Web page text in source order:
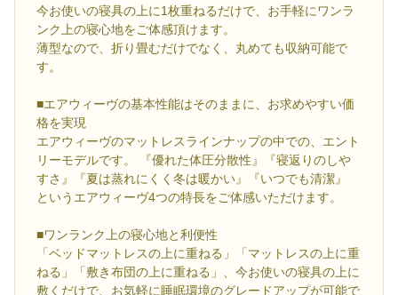
今お使いの寝具の上に1枚重ねるだけで、お手軽にワンラ
ンク上の寝心地をご体感頂けます。
薄型なので、折り畳むだけでなく、丸めても収納可能で
す。
■エアウィーヴの基本性能はそのままに、お求めやすい価
格を実現
エアウィーヴのマットレスラインナップの中での、エント
リーモデルです。 『優れた体圧分散性』『寝返りのしや
すさ』『夏は蒸れにくく冬は暖かい』『いつでも清潔』
というエアウィーヴ4つの特長をご体感いただけます。
■ワンランク上の寝心地と利便性
「ベッドマットレスの上に重ねる」「マットレスの上に重
ねる」「敷き布団の上に重ねる」、今お使いの寝具の上に
敷くだけで、お気軽に睡眠環境のグレードアップが可能で